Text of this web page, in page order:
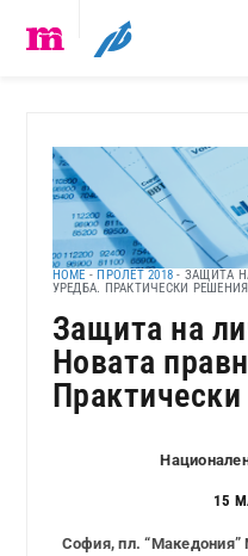
HOME - ПРОЛЕТ 2018 - ЗАЩИТА
УРЕДБА. ПРАКТИЧЕСКИ РЕШЕНИЯ
Защита на
Новата
15
София, пл.